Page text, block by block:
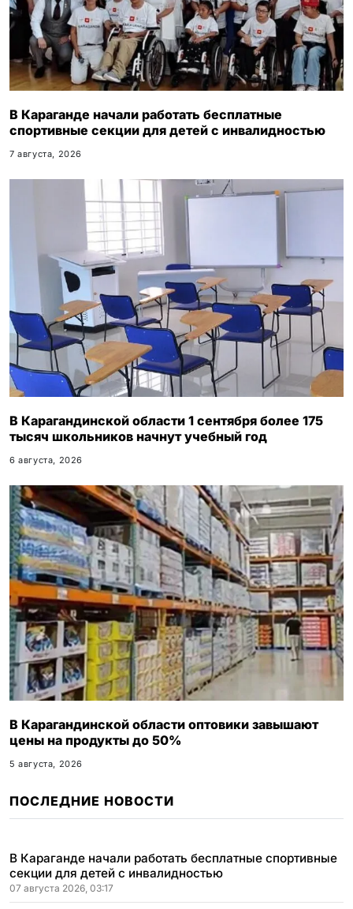
В Караганде начали работать бесплатные
спортивные секции для детей с инвалидностью
7 августа, 2026
В Карагандинской области 1 сентября более 175
тысяч школьников начнут учебный год
6 августа, 2026
В Карагандинской области оптовики завышают
цены на продукты до 50%
5 августа, 2026
ПОСЛЕДНИЕ НОВОСТИ
В Караганде начали работать бесплатные спортивные
секции для детей с инвалидностью
07 августа 2026, 03:17